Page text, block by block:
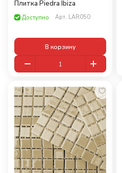
Плитка Piedra Ibiza
Доступно Арт. LAR050
В корзину